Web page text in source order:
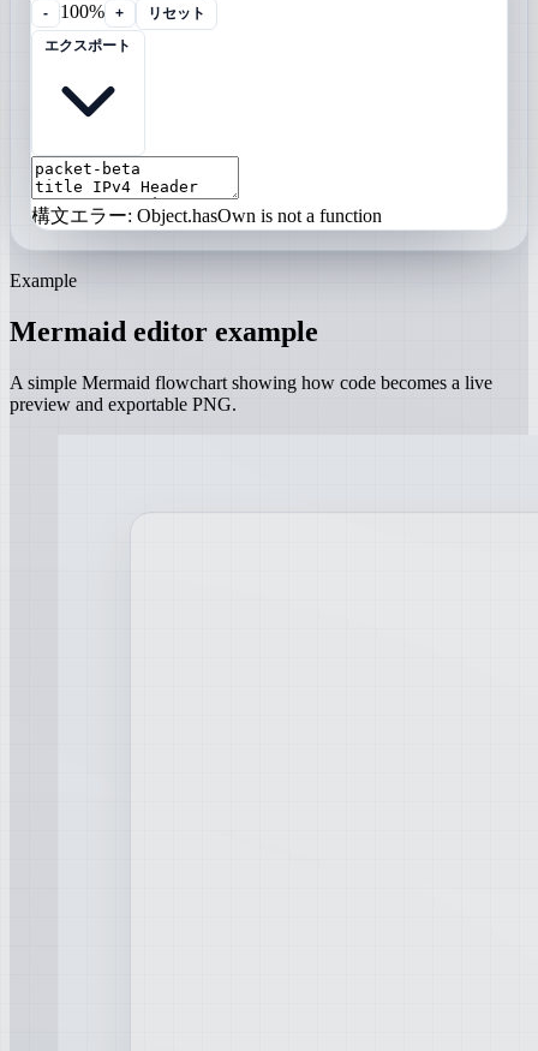
- 100% +
リセット
構文エラー: Object.hasOwn is not a function
Example
Mermaid editor example
A simple Mermaid flowchart showing how code becomes a live
preview and exportable PNG.